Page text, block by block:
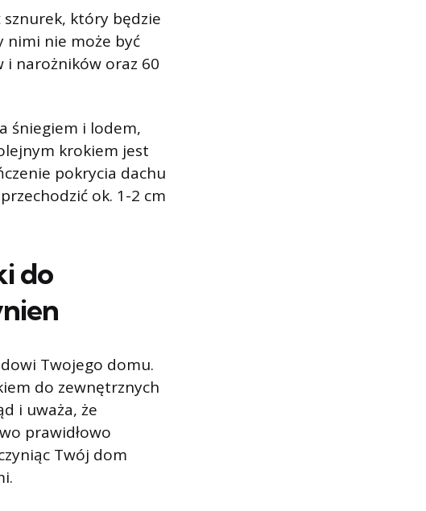
który będzie
nimi nie może być
i narożników oraz 60
śniegiem i lodem,
krokiem jest
pokrycia dachu
ok. 1-2 cm
do
Twojego domu.
do zewnętrznych
i uważa, że
prawidłowo
Twój dom